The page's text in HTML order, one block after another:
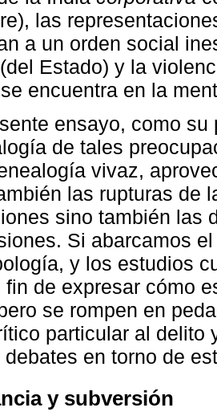
las
a un orden social
Estado) y la
encuentra en la
ensayo, como
de tales
vivaz,
las rupturas de
sino también las
Si abarcamos
y los estudios
fin de expresar cómo
se rompen en
particular al delito
debates en torno de
y subversión